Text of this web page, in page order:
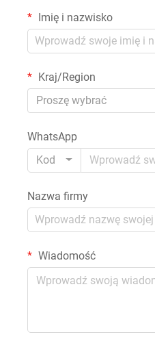
Imię i nazwisko
Kraj/Region
Proszę wybrać
WhatsApp
Kod
Nazwa firmy
Wiadomość